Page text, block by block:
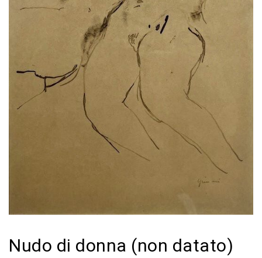
Nudo di donna (non datato)